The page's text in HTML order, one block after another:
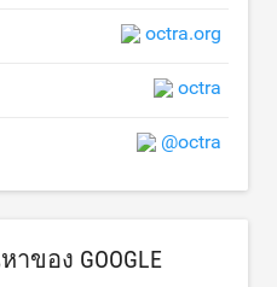
octra.org
octra
@octra
ของ GOOGLE